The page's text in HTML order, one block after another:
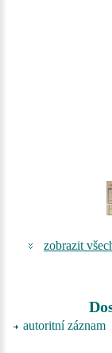
zobrazit
autoritní záznam